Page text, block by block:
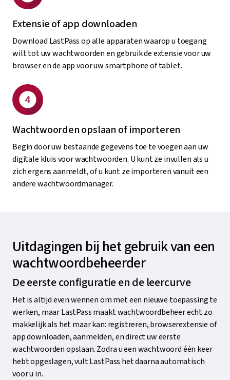
Extensie of app downloaden
Download LastPass op alle apparaten waarop u toegang
wilt tot uw wachtwoorden en gebruik de extensie voor uw
browser en de app voor uw smartphone of tablet.
Wachtwoorden opslaan of importeren
Begin door uw bestaande gegevens toe te voegen aan uw
digitale kluis voor wachtwoorden. U kunt ze invullen als u
zich ergens aanmeldt, of u kunt ze importeren vanuit een
andere wachtwoordmanager.
Uitdagingen bij het gebruik van een
wachtwoordbeheerder
De eerste configuratie en de leercurve
Het is altijd even wennen om met een nieuwe toepassing te
werken, maar LastPass maakt wachtwoordbeheer echt zo
makkelijk als het maar kan: registreren, browserextensie of
app downloaden, aanmelden, en direct uw eerste
wachtwoorden opslaan. Zodra u een wachtwoord één keer
hebt opgeslagen, vult LastPass het daarna automatisch
voor u in.